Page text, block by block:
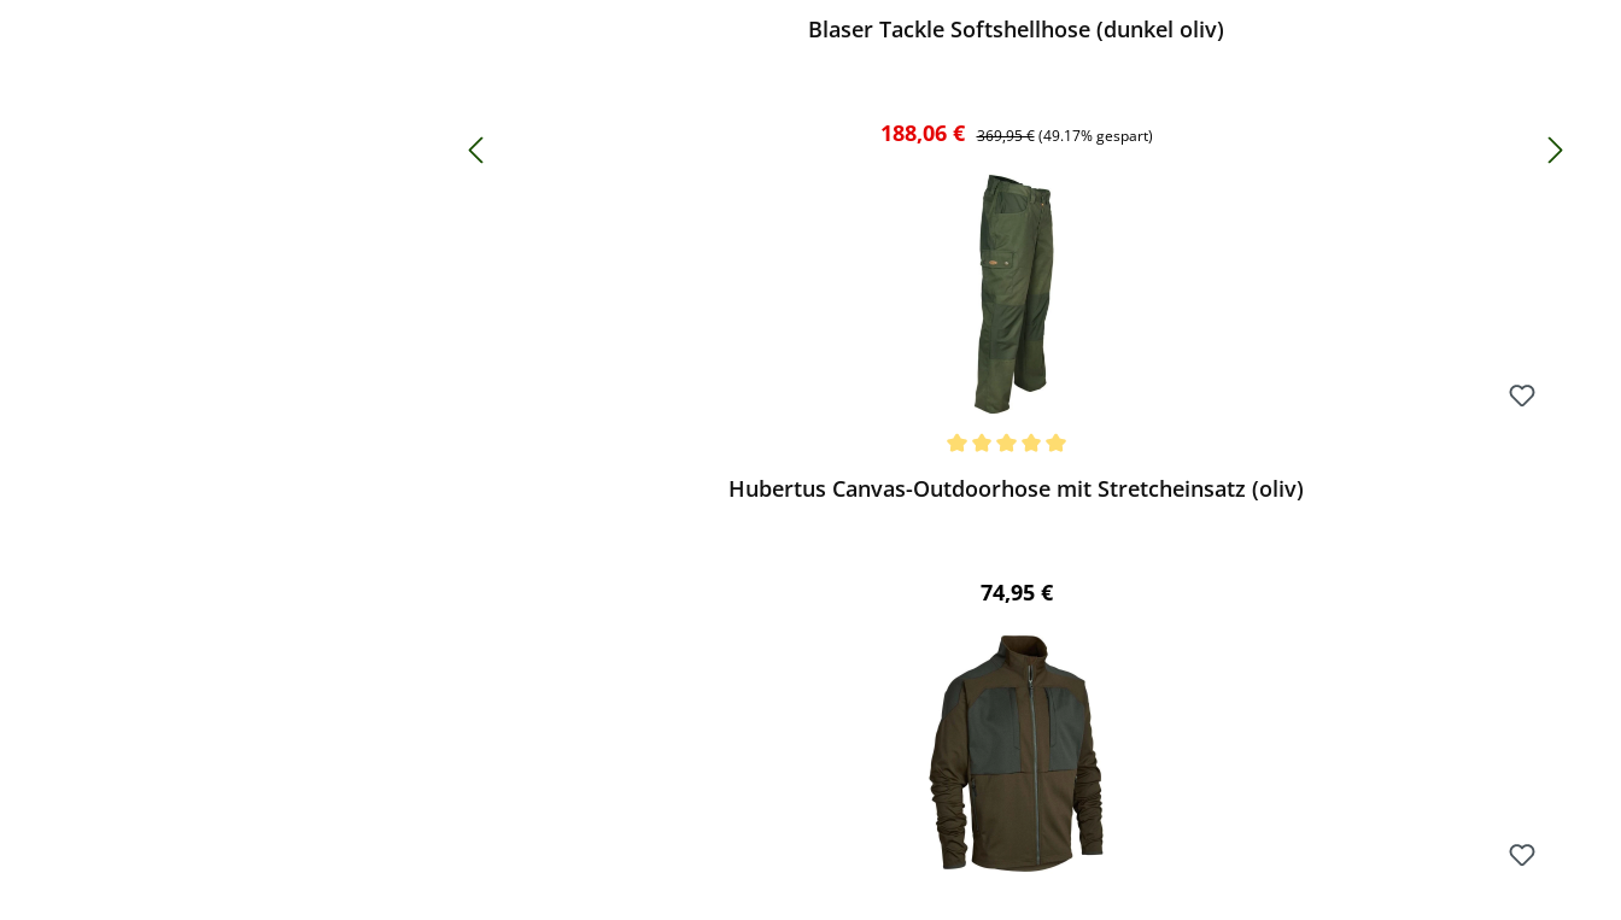
Blaser Tackle Softshellhose (dunkel oliv)
Verkaufspreis:
188,06 € Regulärer Preis:
369,95 € (49.17% gespart)
Hubertus Canvas-Outdoorhose mit Stretcheinsatz (oliv)
Regulärer Preis:
74,95 €